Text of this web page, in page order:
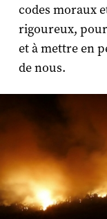
codes moraux
rigoureux,
et à mettre en
de nous.